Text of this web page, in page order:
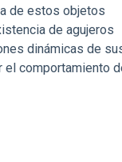
de estos objetos
de agujeros
dinámicas de
el comportamiento